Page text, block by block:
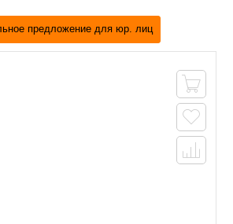
предложение для юр. лиц


